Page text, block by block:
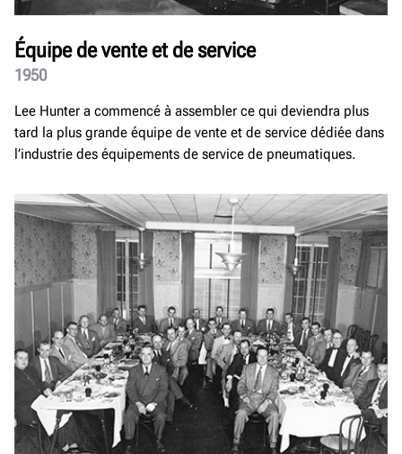
Équipe de vente et de service
1950
Lee Hunter a commencé à assembler ce qui deviendra plus
tard la plus grande équipe de vente et de service dédiée dans
l’industrie des équipements de service de pneumatiques.